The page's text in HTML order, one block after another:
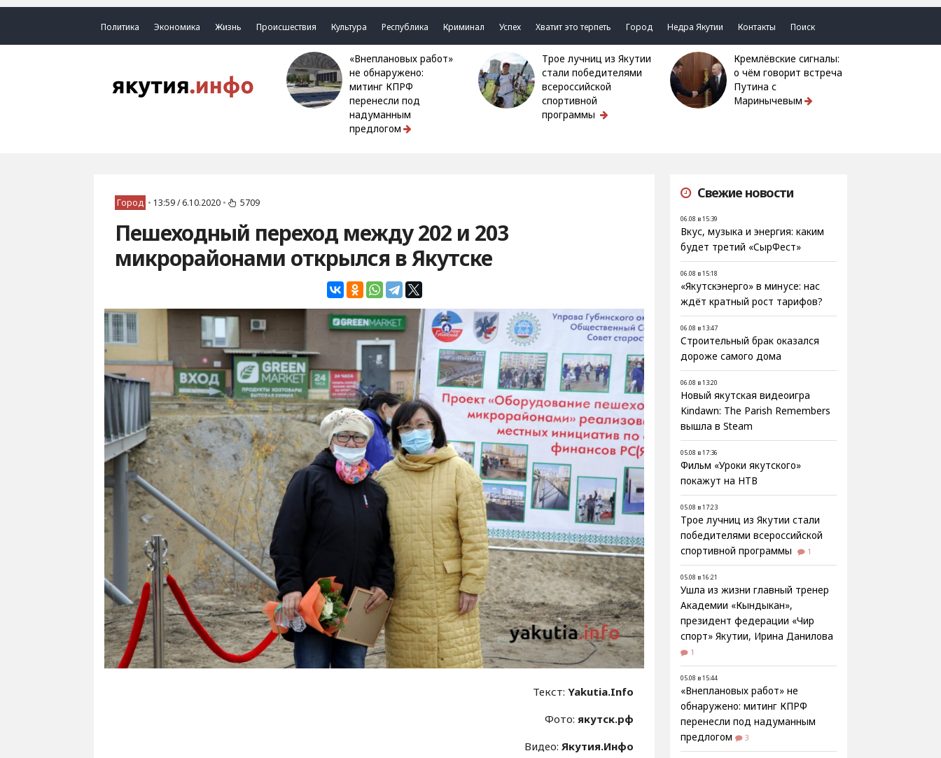
Политика Экономика Жизнь Происшествия Культура Республика Криминал Успех Хватит это терпеть Город Недра Якутии Контакты Поиск
«Внеплановых работ»
не обнаружено:
митинг КПРФ
перенесли под
надуманным
предлогом
Трое лучниц из Якутии
стали победителями
всероссийской
спортивной
программы
Кремлёвские сигналы:
о чём говорит встреча
Путина с
Маринычевым
Город • 13:59 / 6.10.2020 • 5709
Пешеходный переход между 202 и 203
микрорайонами открылся в Якутске
Текст:Yakutia.Info
Фото:якутск.рф
Видео:Якутия.Инфо
Свежие новости
06.08 в 15:39
Вкус, музыка и энергия: каким
будет третий «СырФест»
06.08 в 15:18
«Якутскэнерго» в минусе: нас
ждёт кратный рост тарифов?
06.08 в 13:47
Строительный брак оказался
дороже самого дома
06.08 в 13:20
Новый якутская видеоигра
Kindawn: The Parish Remembers
вышла в Steam
05.08 в 17:36
Фильм «Уроки якутского»
покажут на НТВ
05.08 в 17:23
Трое лучниц из Якутии стали
победителями всероссийской
спортивной программы
1
05.08 в 16:21
Ушла из жизни главный тренер
Академии «Кындыкан»,
президент федерации «Чир
спорт» Якутии, Ирина Данилова
1
05.08 в 15:44
«Внеплановых работ» не
обнаружено: митинг КПРФ
перенесли под надуманным
предлогом
3